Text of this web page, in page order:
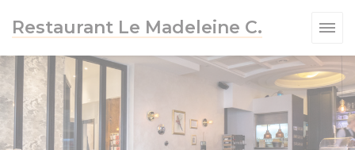
Restaurant Le Madeleine C.
FENÊTRE))